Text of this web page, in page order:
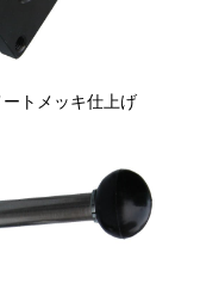
ートメッキ仕上げ